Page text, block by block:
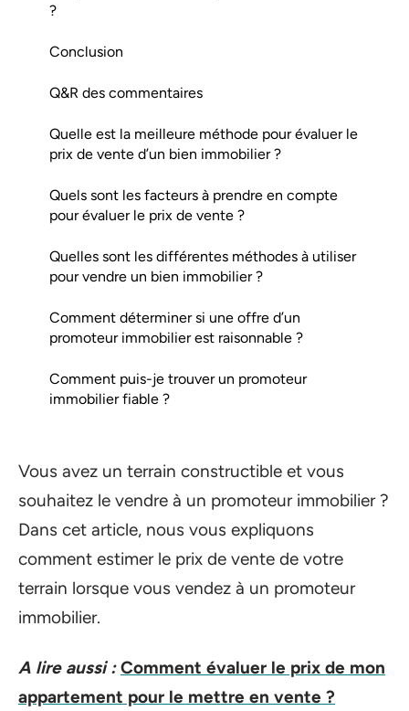
?
Conclusion
Q&R des commentaires
Quelle est la meilleure méthode pour évaluer le
prix de vente d’un bien immobilier ?
Quels sont les facteurs à prendre en compte
pour évaluer le prix de vente ?
Quelles sont les différentes méthodes à utiliser
pour vendre un bien immobilier ?
Comment déterminer si une offre d’un
promoteur immobilier est raisonnable ?
Comment puis-je trouver un promoteur
immobilier fiable ?
Vous avez un terrain constructible et vous
souhaitez le vendre à un promoteur immobilier ?
Dans cet article, nous vous expliquons
comment estimer le prix de vente de votre
terrain lorsque vous vendez à un promoteur
immobilier.
A lire aussi : Comment évaluer le prix de mon
appartement pour le mettre en vente ?